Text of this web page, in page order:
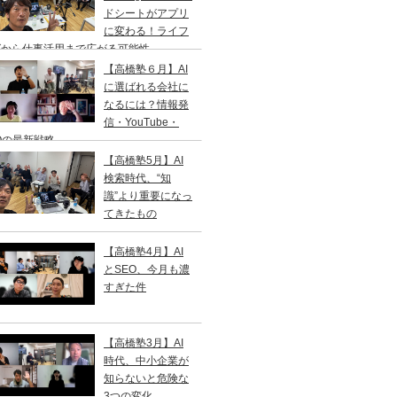
ドシートがアプリ
に変わる！ライフ
ら仕事活用まで広がる可能性
【高橋塾６月】AI
に選ばれる会社に
なるには？情報発
信・YouTube・
最新戦略
【高橋塾5月】AI
検索時代、“知
識”より重要になっ
てきたもの
【高橋塾4月】AI
とSEO、今月も濃
すぎた件
【高橋塾3月】AI
時代、中小企業が
知らないと危険な